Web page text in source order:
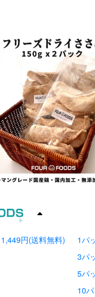
1,449円(送料無料) 1パ
3パ
5パ
10